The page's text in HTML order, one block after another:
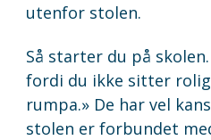
utenfor stolen.
Så starter du på
fordi du ikke sitter rolig
rumpa.» De har vel
stolen er forbundet